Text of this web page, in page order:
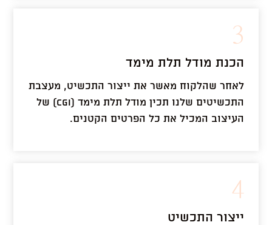
3
הכנת מודל תלת מימד
לאחר שהלקוח מאשר את ייצור התכשיט, מעצבת
התכשיטים שלנו תכין מודל תלת מימד (CGI) של
העיצוב המכיל את כל הפרטים הקטנים.
4
ייצור התכשיט